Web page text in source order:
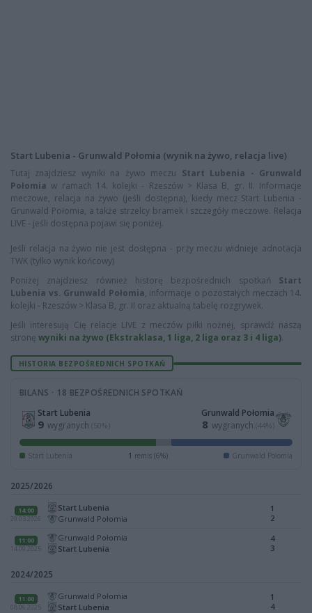
Start Lubenia - Grunwald Połomia (wynik na żywo, relacja live)
Tutaj znajdziesz wyniki na żywo meczu Start Lubenia - Grunwald
Połomia w ramach 14. kolejki - Rzeszów > Klasa B, gr. II. Informacje
meczowe, relacja na żywo (jeśli dostępna), kiedy mecz Start Lubenia -
Grunwald Połomia, a także strzelcy bramek i szczegóły meczowe. Relacja
LIVE - jeśli dostępna pojawi się poniżej.
Jeśli relacja na żywo nie jest dostępna - przy meczu widnieje adnotacja
TWK (tylko wynik końcowy)
Poniżej znajdziesz również historę bezpośrednich spotkań Start
Lubenia vs. Grunwald Połomia, informacje o pozostałych meczach 14.
kolejki - Rzeszów > Klasa B, gr. II oraz aktualną tabelę rozgrywek.
Jeśli interesują Cię relacje LIVE z meczów piłki nożnej, sprawdź naszą
stronę wyniki na żywo (Ekstraklasa, 1 liga, 2 liga oraz 3 i 4 liga).
HISTORIA BEZPOŚREDNICH SPOTKAŃ
BILANS · 18 BEZPOŚREDNICH SPOTKAŃ
Start Lubenia
9 wygranych (50%)
Grunwald Połomia
8 wygranych (44%)
Start Lubenia 1 remis (6%) Grunwald Połomia
2025/2026
14:00
29.03.2026
Start Lubenia
Grunwald Połomia
1
2
11:00
14.09.2025
Grunwald Połomia
Start Lubenia
4
3
2024/2025
11:00
08.06.2025
Grunwald Połomia
Start Lubenia
1
4